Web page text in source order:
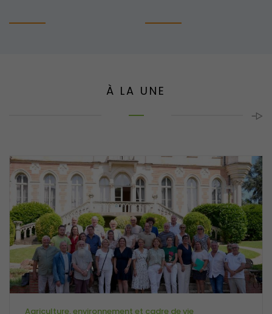
À LA UNE
Agriculture, environnement et cadre de vie